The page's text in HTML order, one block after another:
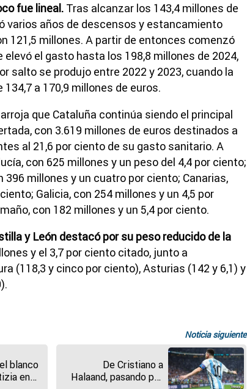
fue lineal. Tras alcanzar los 143,4 millones de
varios años de descensos y estancamiento
121,5 millones. A partir de entonces comenzó
el gasto hasta los 198,8 millones de 2024,
salto se produjo entre 2022 y 2023, cuando la
a 170,9 millones de euros.
que Cataluña continúa siendo el principal
con 3.619 millones de euros destinados a
al 21,6 por ciento de su gasto sanitario. A
con 625 millones y un peso del 4,4 por ciento;
396 millones y un cuatro por ciento; Canarias,
Galicia, con 254 millones y un 4,5 por
con 182 millones y un 5,4 por ciento.
y León destacó por su peso reducido de la
y el 3,7 por ciento citado, junto a
(118,3 y cinco por ciento), Asturias (142 y 6,1) y
blanco
en
Noticia siguiente
De Cristiano a
Halaand, pasando por